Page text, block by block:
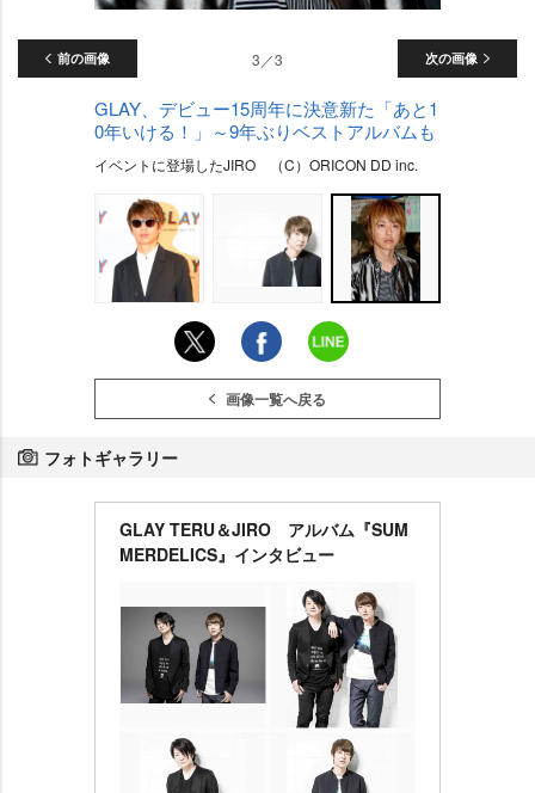
前の画像 次の画像
3／3
GLAY、デビュー15周年に決意新た「あと1
0年いける！」～9年ぶりベストアルバムも
イベントに登場したJIRO （C）ORICON DD inc.
画像一覧へ戻る
フォトギャラリー
GLAY TERU＆JIRO アルバム『SUM
MERDELICS』インタビュー